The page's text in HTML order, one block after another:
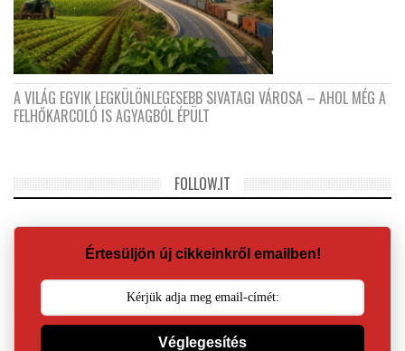
A VILÁG EGYIK LEGKÜLÖNLEGESEBB SIVATAGI VÁROSA – AHOL MÉG A
FELHŐKARCOLÓ IS AGYAGBÓL ÉPÜLT
FOLLOW.IT
Értesüljön új cikkeinkről emailben!
Véglegesítés